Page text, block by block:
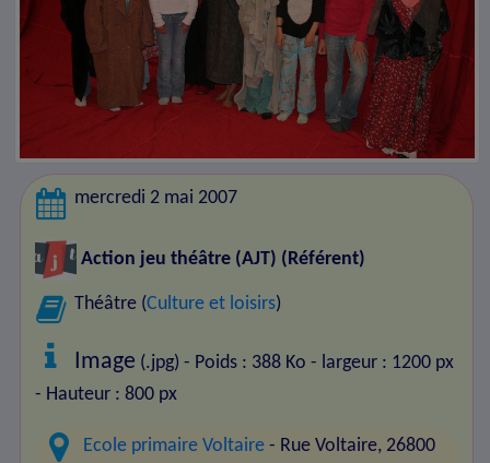
mercredi 2 mai 2007
Action jeu théâtre (AJT) (Référent)
Théâtre (Culture et loisirs)
Image (.jpg) - Poids : 388 Ko - largeur : 1200 px
- Hauteur : 800 px
Ecole primaire Voltaire - Rue Voltaire, 26800